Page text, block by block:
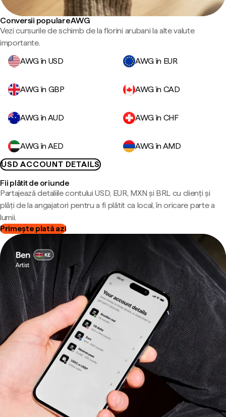
Conversii populare AWG
Vezi cursurile de schimb de la florini arubani la alte valute
importante.
AWG în USD
AWG în EUR
AWG în GBP AWG în CAD
AWG în AUD AWG în CHF
AWG în AED
AWG în AMD
USD ACCOUNT DETAILS
Fii plătit de oriunde
Partajează detaliile contului USD, EUR, MXN și BRL cu clienți și
plăți de la angajatori pentru a fi plătit ca local, în oricare parte a
lumii.
Primește plată azi